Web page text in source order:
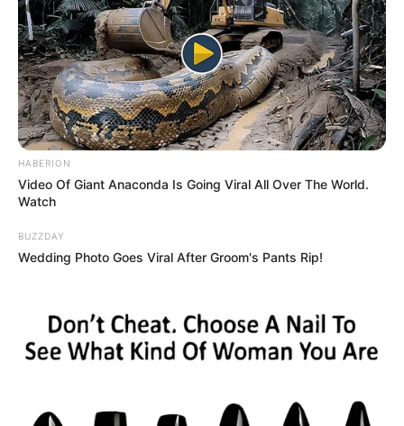
O que é que os diretores da CONACS foram
fazer na Argentina, durante mobilização em
Brasília?
Modelo para os Agentes de Saúde:
Denúncia anônima leva MP a investigar
prefeito por irregularidades.
30 horas: parecer da Comissão de Finanças
Prefeitura realiza a maior entrega de
motocicletas aos Agentes de Saúde da
história...
4,61 bilhões para 2,7 milhões de
HABERION
Video Of Giant Anaconda Is Going Viral All Over The World.
Watch
BUZZDAY
Wedding Photo Goes Viral After Groom's Pants Rip!